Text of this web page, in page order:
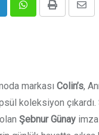
WhatsappPrint
Share
markası Colin’s,
koleksiyon
Şebnur Günay